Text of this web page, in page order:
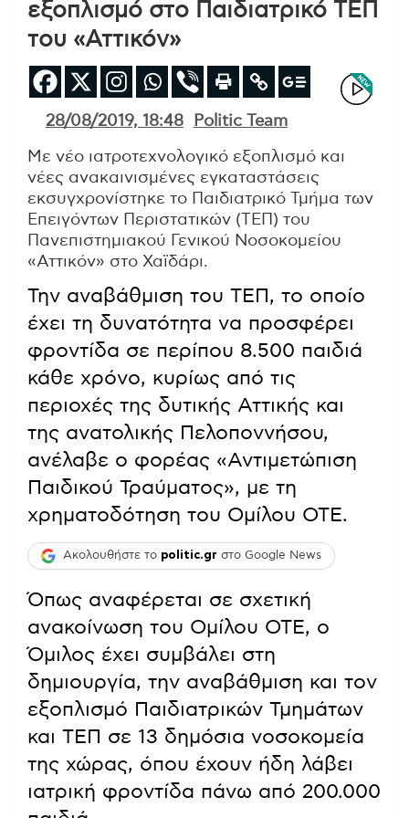
εξοπλισμό στο Παιδιατρικό ΤΕΠ
του «Αττικόν»
28/08/2019, 18:48 Politic Team
Με νέο ιατροτεχνολογικό εξοπλισμό και
νέες ανακαινισμένες εγκαταστάσεις
εκσυγχρονίστηκε το Παιδιατρικό Τμήμα των
Επειγόντων Περιστατικών (ΤΕΠ) του
Πανεπιστημιακού Γενικού Νοσοκομείου
«Αττικόν» στο Χαϊδάρι.
Την αναβάθμιση του ΤΕΠ, το οποίο
έχει τη δυνατότητα να προσφέρει
φροντίδα σε περίπου 8.500 παιδιά
κάθε χρόνο, κυρίως από τις
περιοχές της δυτικής Αττικής και
της ανατολικής Πελοποννήσου,
ανέλαβε ο φορέας «Αντιμετώπιση
Παιδικού Τραύματος», με τη
χρηματοδότηση του Ομίλου ΟΤΕ.
Ακολουθήστε το politic.gr στο Google News
Όπως αναφέρεται σε σχετική
ανακοίνωση του Ομίλου ΟΤΕ, ο
Όμιλος έχει συμβάλει στη
δημιουργία, την αναβάθμιση και τον
εξοπλισμό Παιδιατρικών Τμημάτων
και ΤΕΠ σε 13 δημόσια νοσοκομεία
της χώρας, όπου έχουν ήδη λάβει
ιατρική φροντίδα πάνω από 200.000